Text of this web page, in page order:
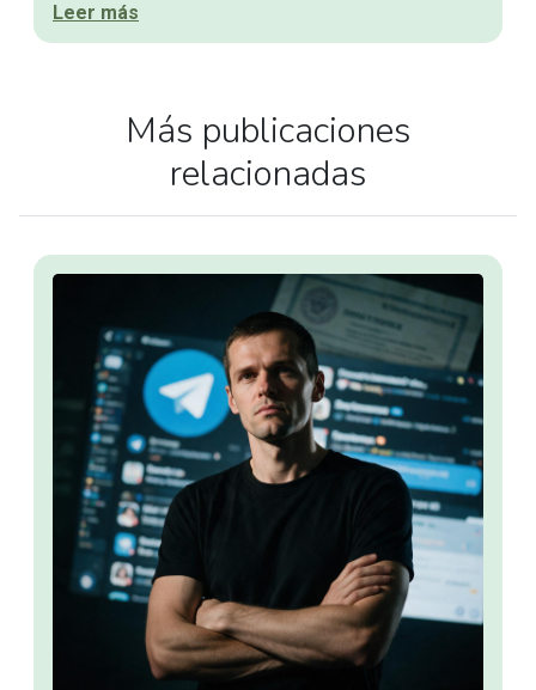
Leer más
Más publicaciones
relacionadas